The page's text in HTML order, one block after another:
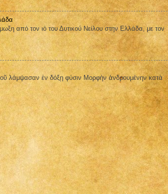
από τον ιό του Δυτικού Νείλου στην Ελλάδα, με τον
ἐν δόξῃ φύσιν Μορφὴν ἀνδρουμένην κατὰ